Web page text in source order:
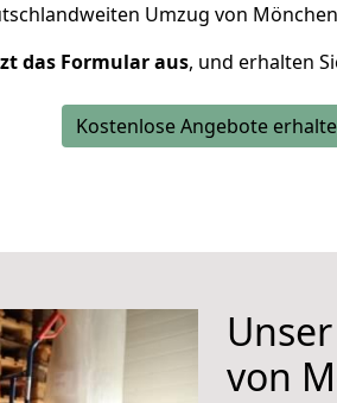
Umzug von
das Formular aus, und erhalten
Kostenlose Angebote
von